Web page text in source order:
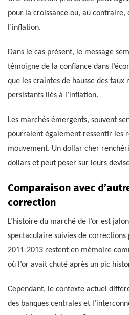
pour la croissance ou, au contraire,
l’inflation.
Dans le cas présent, le message
témoigne de la confiance dans
que les craintes de hausse des taux
persistants liés à l’inflation.
Les marchés émergents, souvent
pourraient également ressentir les
mouvement. Un dollar cher
dollars et peut peser sur leurs
Comparaison avec
correction
L’histoire du marché de l’or est
spectaculaire suivies de corrections
2011-2013 restent en mémoire
où l’or avait chuté après un pic
Cependant, le contexte actuel
des banques centrales et